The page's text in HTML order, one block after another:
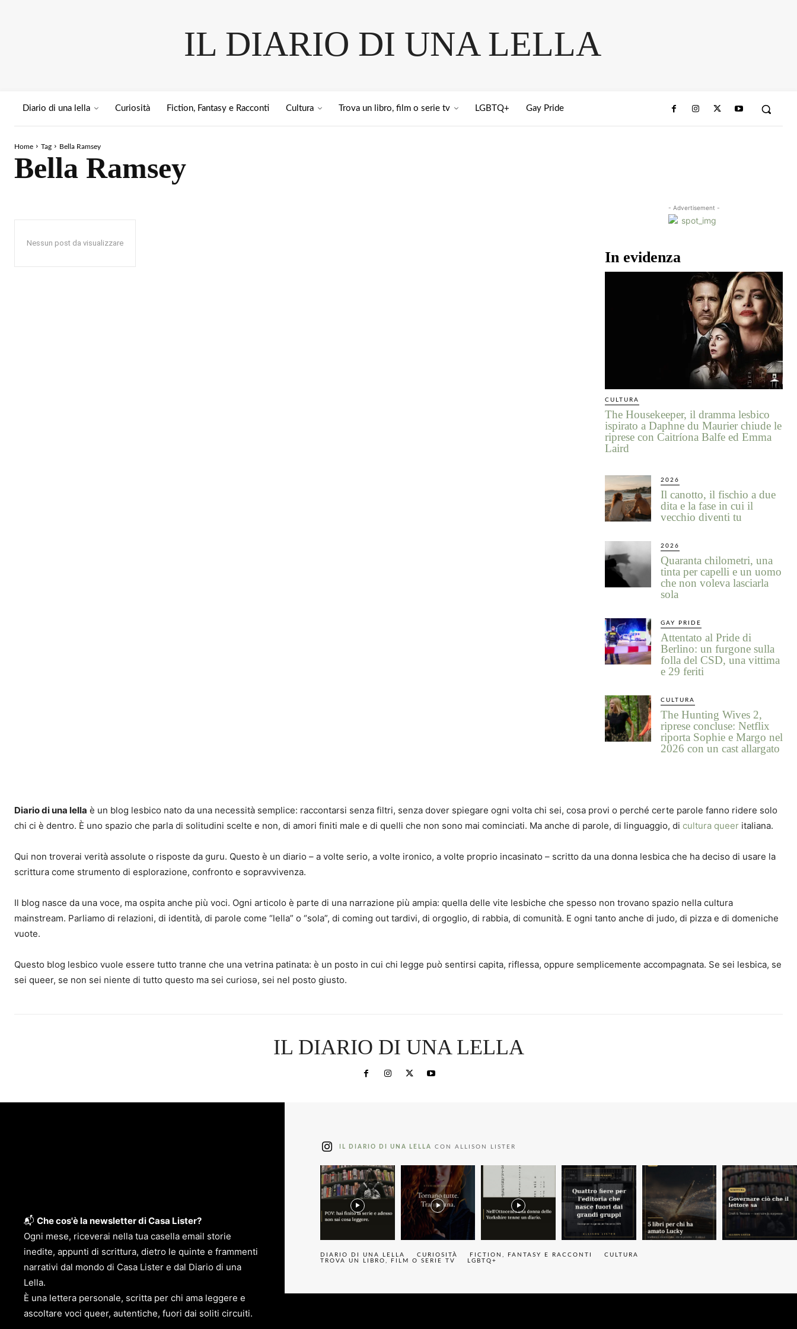
IL DIARIO DI UNA LELLA
Diario di una lella Curiosità Fiction, Fantasy e Racconti Cultura Trova un libro, film o serie tv LGBTQ+ Gay Pride
Home Tag Bella Ramsey
Bella Ramsey
Nessun post da visualizzare
- Advertisement -
In evidenza
CULTURA
The Housekeeper, il dramma lesbico
ispirato a Daphne du Maurier chiude le
riprese con Caitríona Balfe ed Emma
Laird
2026
Il canotto, il fischio a due
dita e la fase in cui il
vecchio diventi tu
2026
Quaranta chilometri, una
tinta per capelli e un uomo
che non voleva lasciarla
sola
GAY PRIDE
Attentato al Pride di
Berlino: un furgone sulla
folla del CSD, una vittima
e 29 feriti
CULTURA
The Hunting Wives 2,
riprese concluse: Netflix
riporta Sophie e Margo nel
2026 con un cast allargato
Diario di una lella è un blog lesbico nato da una necessità semplice: raccontarsi senza filtri, senza dover spiegare ogni volta chi sei, cosa provi o perché certe parole fanno ridere solo
chi ci è dentro. È uno spazio che parla di solitudini scelte e non, di amori finiti male e di quelli che non sono mai cominciati. Ma anche di parole, di linguaggio, di cultura queer italiana.
Qui non troverai verità assolute o risposte da guru. Questo è un diario – a volte serio, a volte ironico, a volte proprio incasinato – scritto da una donna lesbica che ha deciso di usare la
scrittura come strumento di esplorazione, confronto e sopravvivenza.
Il blog nasce da una voce, ma ospita anche più voci. Ogni articolo è parte di una narrazione più ampia: quella delle vite lesbiche che spesso non trovano spazio nella cultura
mainstream. Parliamo di relazioni, di identità, di parole come “lella” o “sola”, di coming out tardivi, di orgoglio, di rabbia, di comunità. E ogni tanto anche di judo, di pizza e di domeniche
vuote.
Questo blog lesbico vuole essere tutto tranne che una vetrina patinata: è un posto in cui chi legge può sentirsi capita, riflessa, oppure semplicemente accompagnata. Se sei lesbica, se
sei queer, se non sei niente di tutto questo ma sei curiosə, sei nel posto giusto.
IL DIARIO DI UNA LELLA
📬 Che cos'è la newsletter di Casa Lister?
Ogni mese, riceverai nella tua casella email storie
inedite, appunti di scrittura, dietro le quinte e frammenti
narrativi dal mondo di Casa Lister e dal Diario di una
Lella.
È una lettera personale, scritta per chi ama leggere e
ascoltare voci queer, autentiche, fuori dai soliti circuiti.
IL DIARIO DI UNA LELLA CON ALLISON LISTER
DIARIO DI UNA LELLA CURIOSITÀ FICTION, FANTASY E RACCONTI
CULTURA
TROVA UN LIBRO, FILM O SERIE TV
LGBTQ+